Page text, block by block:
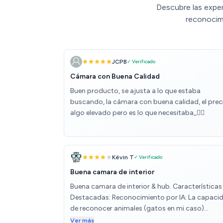
Descubre las
JCPB✓ Verificado
Cámara con Buena Calidad
Buen producto, se ajusta a lo que estaba
buscando, la cámara con buena calidad, el
algo elevado pero es lo que necesitaba,,👍🏻
Kévin T✓ Verificado
Buena camara de interior
Buena camara de interior & hub. Características
Destacadas: Reconocimiento por IA: La
de reconocer animales (gatos en mi caso)
funciona genial. No uso mucho lo de gestos o
Ver más